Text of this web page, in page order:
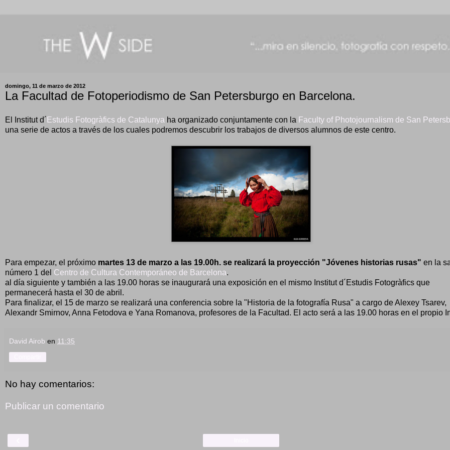
domingo, 11 de marzo de 2012
La Facultad de Fotoperiodismo de San Petersburgo en Barcelona.
El Institut d´ Estudis Fotogràfics de Catalunya ha organizado conjuntamente con la Faculty of Photojournalism de San
una serie de actos a través de los cuales podremos descubrir los trabajos de diversos alumnos de este centro.
Para empezar, el próximo martes 13 de marzo a las 19.00h. se realizará la proyección "Jóvenes historias rusas" en la
número 1 del Centro de Cultura Contemporáneo de Barcelona.
al día siguiente y también a las 19.00 horas se inaugurará una exposición en el mismo Institut d´Estudis Fotogràfics que
permanecerá hasta el 30 de abril.
Para finalizar, el 15 de marzo se realizará una conferencia sobre la "Historia de la fotografía Rusa" a cargo de Alexey Tsarev,
Alexandr Smirnov, Anna Fetodova e Yana Romanova, profesores de la Facultad. El acto será a las 19.00 horas en el propio
David Airob en 11:35
No hay comentarios:
Publicar un comentario